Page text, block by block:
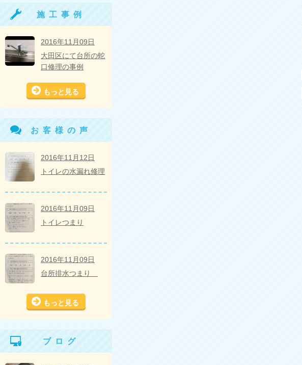
施工事例
2016年11月09日
大田区にて台所の蛇
口修理の事例
もっと見る
お客様の声
2016年11月12日
トイレの水漏れ修理
2016年11月09日
トイレつまり
2016年11月09日
台所排水つまり
もっと見る
ブログ